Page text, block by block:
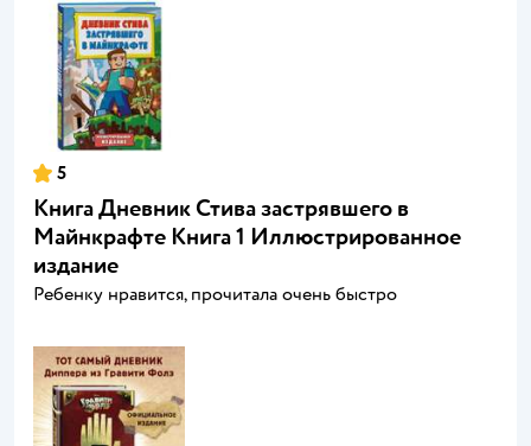
5
Книга Дневник Стива застрявшего в
Майнкрафте Книга 1 Иллюстрированное
издание
Ребенку нравится, прочитала очень быстро